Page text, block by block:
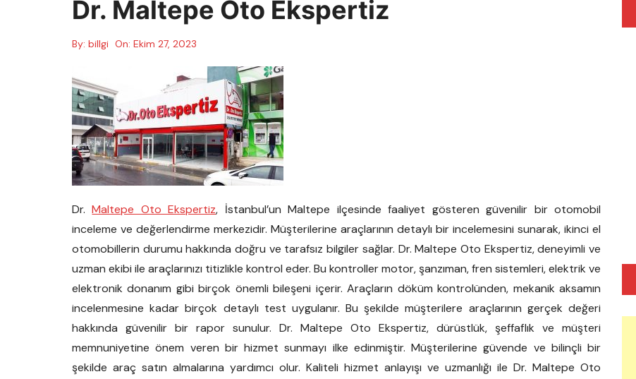
Dr. Maltepe Oto Ekspertiz
By: billgi On: Ekim 27, 2023
Dr.Maltepe Oto Ekspertiz, İstanbul’un Maltepe ilçesinde faaliyet gösteren güvenilir bir otomobil
inceleme ve değerlendirme merkezidir. Müşterilerine araçlarının detaylı bir incelemesini sunarak, ikinci el
otomobillerin durumu hakkında doğru ve tarafsız bilgiler sağlar. Dr. Maltepe Oto Ekspertiz, deneyimli ve
uzman ekibi ile araçlarınızı titizlikle kontrol eder. Bu kontroller motor, şanzıman, fren sistemleri, elektrik ve
elektronik donanım gibi birçok önemli bileşeni içerir. Araçların döküm kontrolünden, mekanik aksamın
incelenmesine kadar birçok detaylı test uygulanır. Bu şekilde müşterilere araçlarının gerçek değeri
hakkında güvenilir bir rapor sunulur. Dr. Maltepe Oto Ekspertiz, dürüstlük, şeffaflık ve müşteri
memnuniyetine önem veren bir hizmet sunmayı ilke edinmiştir. Müşterilerine güvende ve bilinçli bir
şekilde araç satın almalarına yardımcı olur. Kaliteli hizmet anlayışı ve uzmanlığı ile Dr. Maltepe Oto